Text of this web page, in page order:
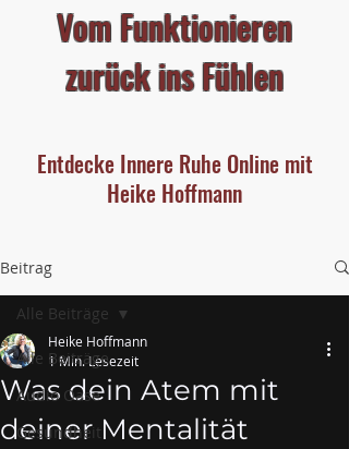
Vom Funktionieren
zurück ins Fühlen
Entdecke Innere Ruhe Online mit
Heike Hoffmann
Beitrag
Alle Beiträge
Audio Oase
Gesundheit
Alle Beiträge
Was dein Atem mit
deiner Mentalität
Heike Hoffmann
1 Min. Lesezeit